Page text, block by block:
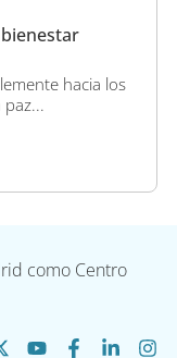
hacia los
como Centro